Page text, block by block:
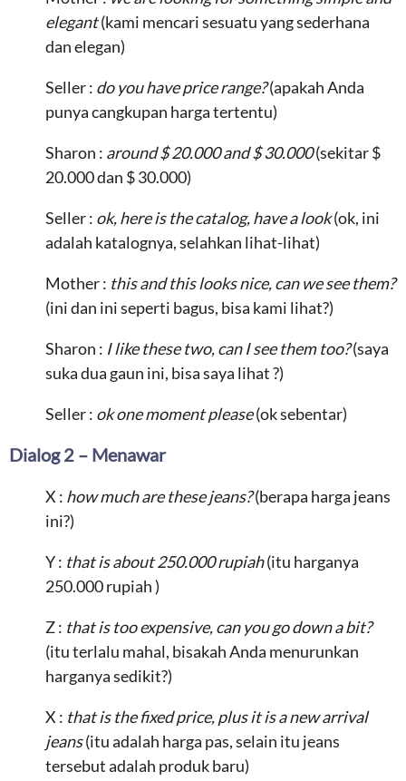
elegant(kami mencari sesuatu yang sederhana
dan elegan)
Seller : do you have price range?(apakah Anda
punya cangkupan harga tertentu)
Sharon : around $ 20.000 and $ 30.000(sekitar $
20.000 dan $ 30.000)
Seller : ok, here is the catalog, have a look(ok, ini
adalah katalognya, selahkan lihat-lihat)
Mother : this and this looks nice, can we see them?
(ini dan ini seperti bagus, bisa kami lihat?)
Sharon : I like these two, can I see them too?(saya
suka dua gaun ini, bisa saya lihat ?)
Seller : ok one moment please(ok sebentar)
Dialog 2 – Menawar
X : how much are these jeans?(berapa harga jeans
ini?)
Y : that is about 250.000 rupiah(itu harganya
250.000 rupiah )
Z : that is too expensive, can you go down a bit?
(itu terlalu mahal, bisakah Anda menurunkan
harganya sedikit?)
X : that is the fixed price, plus it is a new arrival
jeans(itu adalah harga pas, selain itu jeans
tersebut adalah produk baru)